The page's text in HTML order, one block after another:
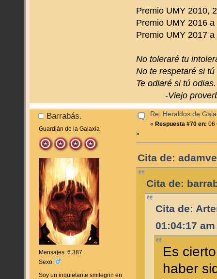
Premio UMY 2010,
Premio UMY 2016
Premio UMY 2017
No toleraré tu
No te respetaré si
Te odiaré si tú odias.
-Viejo
Barrabás.
Guardián de la Galaxia
Mensajes: 6.387
Sexo:
Soy un inquietante smilegrin en
Re: Heraldos de
« Respuesta #70 en: 06
»
Cita de:
Cita de:
Cita de:
01:04:17 am
Es
haber